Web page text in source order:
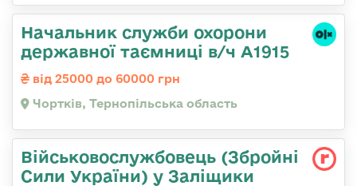
Начальник служби охорони
державної таємниці в/ч А1915
від 25000 до 60000 грн
Чортків, Тернопільська область
Військовослужбовець (Збройні
Сили України) у Заліщики